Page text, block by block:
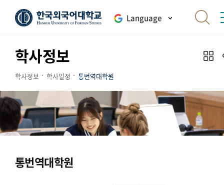
Language
학사정보
학사정보 학사일정 통번역대학원
통번역대학원